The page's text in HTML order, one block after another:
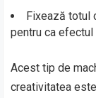
Fixează totul
pentru ca
Acest tip de
creativitatea